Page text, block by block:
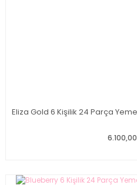
Eliza Gold 6 Kişilik 24 Parça